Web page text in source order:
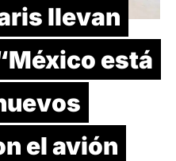
llevan
está
el avión